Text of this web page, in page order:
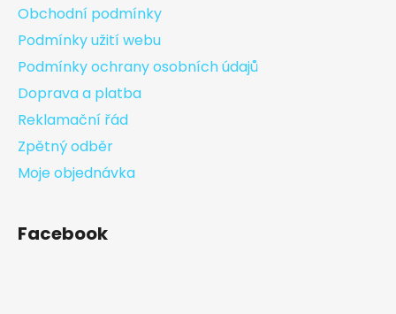
Obchodní podmínky
Podmínky užití webu
Podmínky ochrany osobních údajů
Doprava a platba
Reklamační řád
Zpětný odběr
Moje objednávka
Facebook